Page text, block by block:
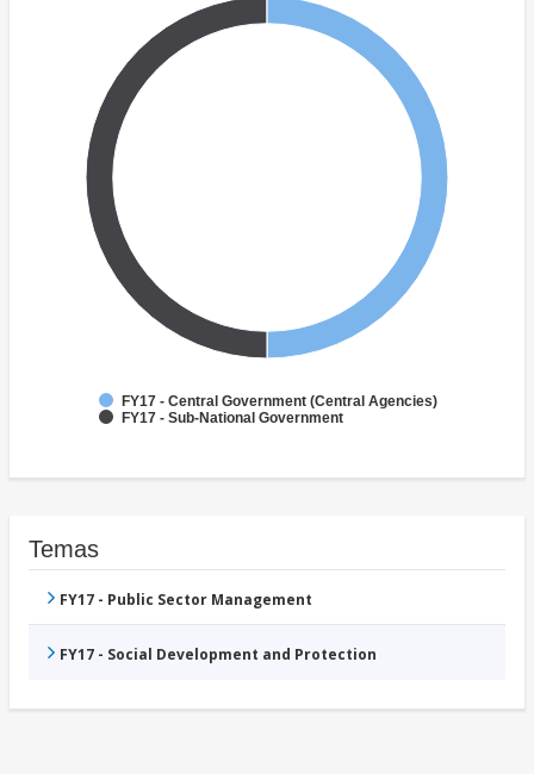
FY17 - Central Government (Central Agencies)
FY17 - Sub-National Government
Temas
FY17 - Public Sector Management
FY17 - Social Development and Protection